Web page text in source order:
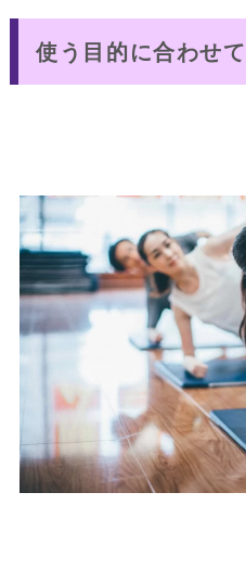
使う目的に合わせ